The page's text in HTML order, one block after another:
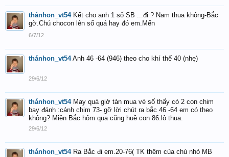
thánhon_vt54 Kết cho anh 1 số SB ...đi ? Nam thua không-Bắc
gỡ.Chú chocon lên số quá hay đó em.Mến
6/7/12
thánhon_vt54 Anh 46 -64 (946) theo cho khí thế 40 (nhẹ)
29/6/12
thánhon_vt54 May quá giờ tàn mua vé số thấy có 2 con chim
bay đánh :cánh chim 73- gỡ lời chút ra bắc 46 -64 em có theo
không? Miền Bắc hôm qua cũng huề con 86.lô thua.
29/6/12
thánhon_vt54 Ra Bắc đi em.20-76( TK thêm của chú nhỏ MB